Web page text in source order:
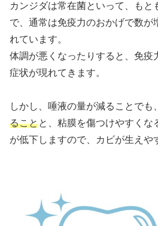
カンジダは常在菌といって、もと
で、通常は免疫力のおかげで数が
れています。
体調が悪くなったりすると、免疫
症状が現れてきます。
しかし、唾液の量が減ることでも、
ることと、粘膜を傷つけやすくな
が低下しますので、カビが生えや